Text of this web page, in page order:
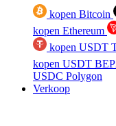
kopen Bitcoin
kopen Ethereum
kopen USDT
kopen USDT
USDC Polygon
Verkoop